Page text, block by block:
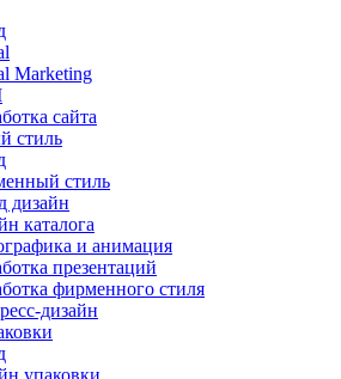
Marketing
сайта
стиль
стиль
дизайн
каталога
и анимация
презентаций
фирменного стиля
дизайн